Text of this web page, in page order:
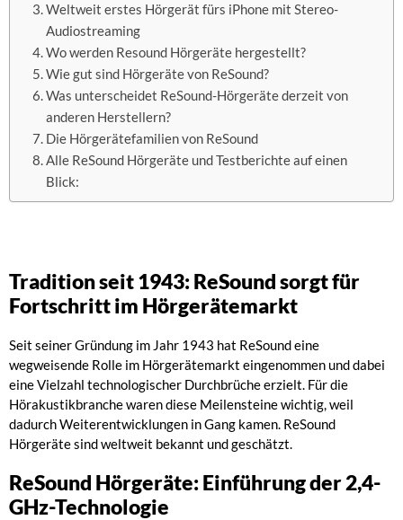
Weltweit erstes Hörgerät fürs iPhone mit Stereo-
Audiostreaming
Wo werden Resound Hörgeräte hergestellt?
Wie gut sind Hörgeräte von ReSound?
Was unterscheidet ReSound-Hörgeräte derzeit von
anderen Herstellern?
Die Hörgerätefamilien von ReSound
Alle ReSound Hörgeräte und Testberichte auf einen
Blick:
Tradition seit 1943: ReSound sorgt für
Fortschritt im Hörgerätemarkt
Seit seiner Gründung im Jahr 1943 hat ReSound eine
wegweisende Rolle im Hörgerätemarkt eingenommen und dabei
eine Vielzahl technologischer Durchbrüche erzielt. Für die
Hörakustikbranche waren diese Meilensteine wichtig, weil
dadurch Weiterentwicklungen in Gang kamen. ReSound
Hörgeräte sind weltweit bekannt und geschätzt.
ReSound Hörgeräte: Einführung der 2,4-
GHz-Technologie